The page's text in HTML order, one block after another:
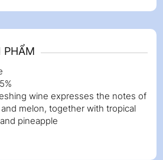
PHẨM
wine expresses the notes of
melon, together with tropical
pineapple